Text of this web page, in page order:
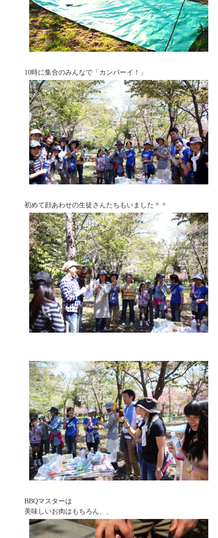
10時に集合のみんなで「カンパーイ！」
初めて顔あわせの生徒さんたちもいました＾＾
BBQマスターは
美味しいお肉はもちろん、、